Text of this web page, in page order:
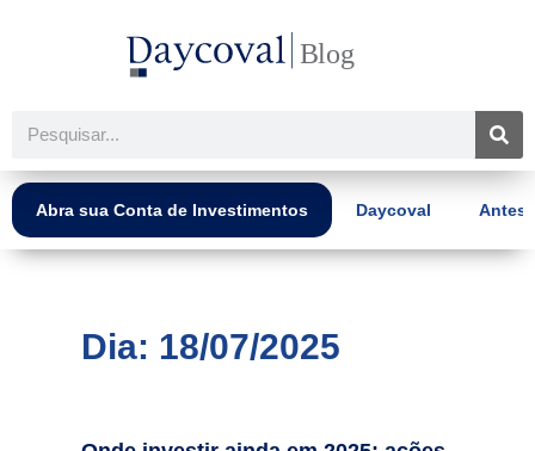
Pesquisar
Abra sua Conta de Investimentos Daycoval Antes
Dia: 18/07/2025